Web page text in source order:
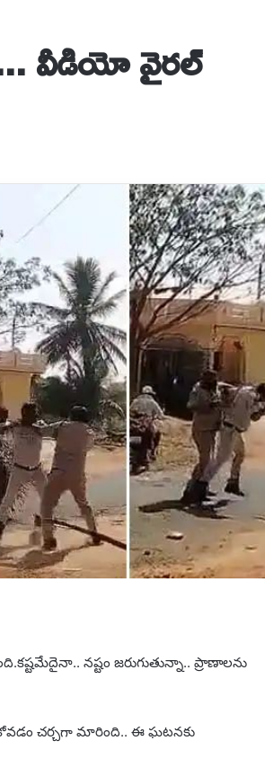
వీడియో వైరల్
నష్టం జరుగుతున్నా.. ప్రాణాలను
చర్చగా మారింది.. ఈ ఘటనకు